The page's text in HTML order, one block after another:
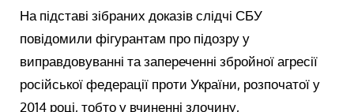
На підставі зібраних доказів слідчі СБУ
повідомили фігурантам про підозру у
виправдовуванні та запереченні збройної агресії
російської федерації проти України, розпочатої у
2014 році, тобто у вчиненні злочину,